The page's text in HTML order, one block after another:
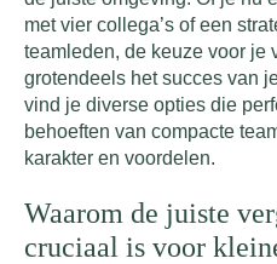
met vier collega’s of een
teamleden, de keuze voor je
grotendeels het succes van
vind je diverse opties die
behoeften van compacte
karakter en voordelen.
Waarom de juiste
cruciaal is voor